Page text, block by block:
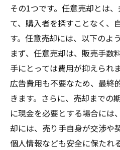
その1つです。任意売却とは
て、購入者を探すことなく、
す。任意売却には、以下のよ
まず、任意売却は、販売手数
手にとっては費用が抑えられ
広告費用も不要なため、最終
きます。さらに、売却までの
に現金を必要とする場合には
却には、売り手自身が交渉や
個人情報なども安全に保たれ